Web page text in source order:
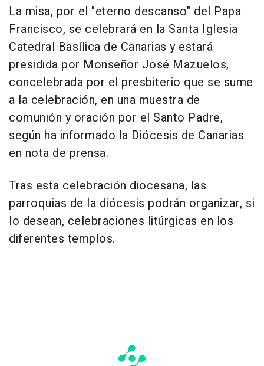
La misa, por el "eterno descanso" del Papa
Francisco, se celebrará en la Santa Iglesia
Catedral Basílica de Canarias y estará
presidida por Monseñor José Mazuelos,
concelebrada por el presbiterio que se sume
a la celebración, en una muestra de
comunión y oración por el Santo Padre,
según ha informado la Diócesis de Canarias
en nota de prensa.
Tras esta celebración diocesana, las
parroquias de la diócesis podrán organizar, si
lo desean, celebraciones litúrgicas en los
diferentes templos.